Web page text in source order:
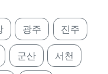
광주 진주
군산 서천